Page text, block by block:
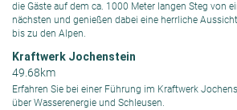
die Gäste auf dem ca. 1000 Meter langen Steg von
nächsten und genießen dabei eine herrliche
bis zu den Alpen.
Kraftwerk Jochenstein
49.68km
Erfahren Sie bei einer Führung im Kraftwerk
über Wasserenergie und Schleusen.